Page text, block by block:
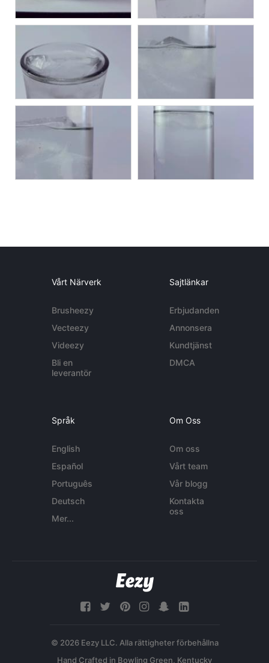
Vårt Närverk
Brusheezy
Vecteezy
Videezy
Bli en
leverantör
Sajtlänkar
Erbjudanden
Annonsera
Kundtjänst
DMCA
Språk
English
Español
Português
Deutsch
Mer...
Om Oss
Om oss
Vårt team
Vår blogg
Kontakta
oss
© 2026 Eezy LLC. Alla rättigheter förbehållna